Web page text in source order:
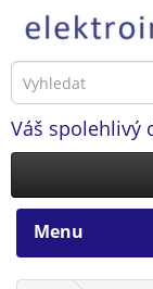
Váš spolehlivý
Menu